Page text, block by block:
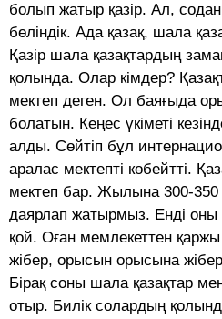
болып жатыр қазір. Ал, содан
бөліндік. Ада қазақ, шала
Қазір шала қазақтардың
қолында. Олар кімдер?
мектеп деген. Ол баяғыда
болатын. Кеңес үкіметі
алды. Сөйтіп бұл
аралас мектепті көбейтті.
мектеп бар. Жылына 300-
даярлап жатырмыз. Енді оны
қой. Оған мемлекеттен
жібер, орысын орысына
Бірақ соны шала қазақтар
отыр. Билік солардың